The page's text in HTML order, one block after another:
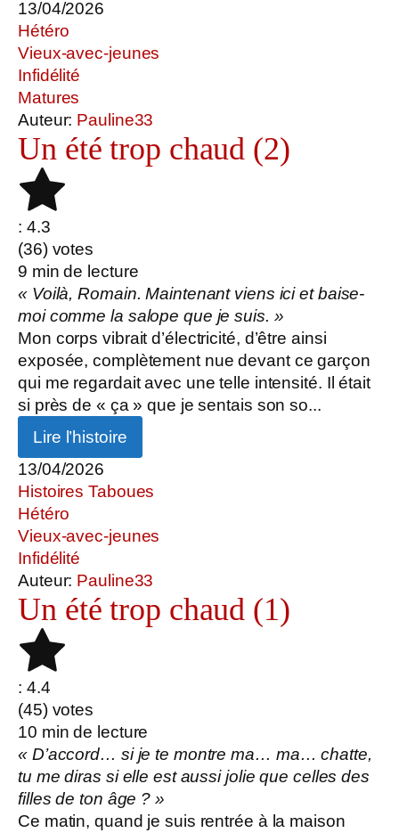
13/04/2026
Hétéro
Vieux-avec-jeunes
Infidélité
Matures
Auteur: Pauline33
Un été trop chaud (2)
: 4.3
(36) votes
9 min de lecture
« Voilà, Romain. Maintenant viens ici et baise-
moi comme la salope que je suis. »
Mon corps vibrait d’électricité, d’être ainsi
exposée, complètement nue devant ce garçon
qui me regardait avec une telle intensité. Il était
si près de « ça » que je sentais son so...
Lire l’histoire
13/04/2026
Histoires Taboues
Hétéro
Vieux-avec-jeunes
Infidélité
Auteur: Pauline33
Un été trop chaud (1)
: 4.4
(45) votes
10 min de lecture
« D’accord… si je te montre ma… ma… chatte,
tu me diras si elle est aussi jolie que celles des
filles de ton âge ? »
Ce matin, quand je suis rentrée à la maison